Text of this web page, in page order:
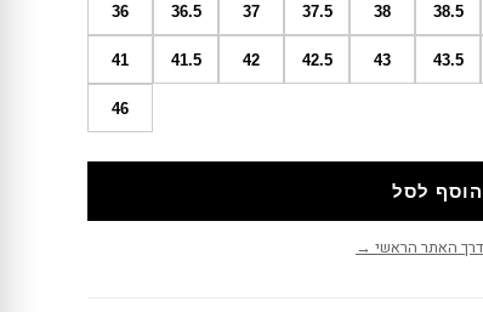
36 36.5 37 37.5 38 38.5
41 41.5 42 42.5 43 43.5
46
הוסף לסל
האתר הראשי →